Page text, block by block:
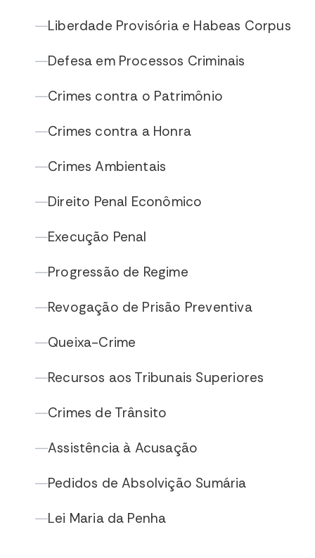
—Liberdade Provisória e Habeas Corpus
—Defesa em Processos Criminais
—Crimes contra o Patrimônio
—Crimes contra a Honra
—Crimes Ambientais
—Direito Penal Econômico
—Execução Penal
—Progressão de Regime
—Revogação de Prisão Preventiva
—Queixa-Crime
—Recursos aos Tribunais Superiores
—Crimes de Trânsito
—Assistência à Acusação
—Pedidos de Absolvição Sumária
—Lei Maria da Penha